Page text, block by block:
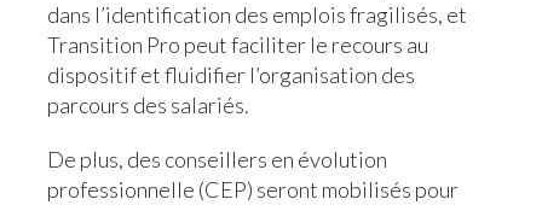
dans l’identification des emplois fragilisés, et
Transition Pro peut faciliter le recours au
dispositif et fluidifier l’organisation des
parcours des salariés.
De plus, des conseillers en évolution
professionnelle (CEP) seront mobilisés pour